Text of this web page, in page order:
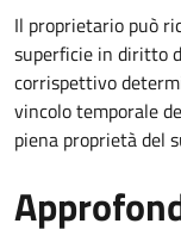
Il proprietario può
superficie in diritto
corrispettivo
vincolo temporale
piena proprietà del